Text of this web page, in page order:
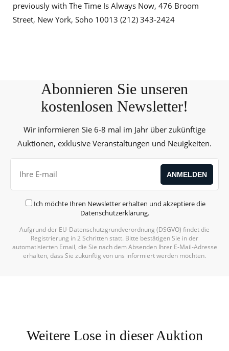
previously with The Time Is Always Now, 476 Broom
Street, New York, Soho 10013 (212) 343-2424
Abonnieren Sie unseren
kostenlosen Newsletter!
Wir informieren Sie 6-8 mal im Jahr über zukünftige
Auktionen, exklusive Veranstaltungen und Neuigkeiten.
Ich möchte Ihren Newsletter erhalten und akzeptiere die
Datenschutzerklärung.
Aufgrund der EU-Datenschutzgrundverordnung (DSGVO) findet die
Registrierung in 2 Schritten statt. Bitte bestätigen Sie in der
automatisierten Email, die Sie nach dem Absenden Ihrer E-Mail-Adresse
erhalten, dass Sie zukünftig von uns informiert werden möchten.
Weitere Lose in dieser Auktion